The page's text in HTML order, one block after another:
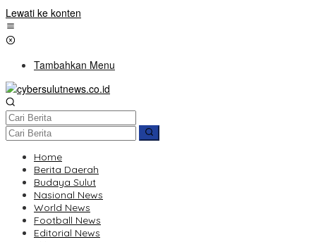
Lewati ke konten
Tambahkan Menu
Home
Berita Daerah
Budaya Sulut
Nasional News
World News
Football News
Editorial News